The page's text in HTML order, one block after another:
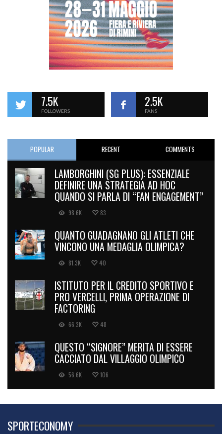
7.5K
FOLLOWERS
2.5K
FANS
POPULAR RECENT COMMENTS
LAMBORGHINI (SG PLUS): ESSENZIALE
DEFINIRE UNA STRATEGIA AD HOC
QUANDO SI PARLA DI “FAN ENGAGEMENT”
98.6K 83
QUANTO GUADAGNANO GLI ATLETI CHE
VINCONO UNA MEDAGLIA OLIMPICA?
81.3K 40
ISTITUTO PER IL CREDITO SPORTIVO E
PRO VERCELLI, PRIMA OPERAZIONE DI
FACTORING
66.3K 48
QUESTO “SIGNORE” MERITA DI ESSERE
CACCIATO DAL VILLAGGIO OLIMPICO
56.6K 106
SPORTECONOMY